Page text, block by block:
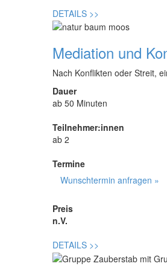
DETAILS >>
Mediation und
Nach Konflikten oder Streit,
Dauer
ab 50 Minuten
Teilnehmer:innen
ab 2
Termine
Wunschtermin anfragen »
Preis
n.V.
DETAILS >>